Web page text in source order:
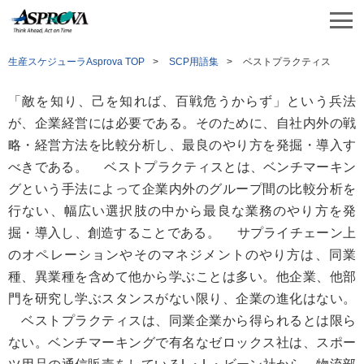
生産スケジューラAsprova TOP SCP用語集 ベストプラクティス
「敵を知り、己を知れば、百戦危うからず」という兵法
が、企業経営には必要である。そのために、自社内外の戦
略・経営方法を比較分析し、最良のやり方を発掘・導入す
べきである。
ベストプラクティスとは、ベンチマーキン
グという手法によって企業内外のグループ間の比較分析を
行ない、幅広い選択肢の中から最良な業務のやり方を発
掘・導入し、創造することである。 サプライチェーン上
のオペレーションやそのマネジメントのやり方は、同業
種、異業種を含めて他から学ぶことは多い。他企業、他部
門を研究し学ぶスタンスがない限り、企業の進化はない。
ベストプラクティスは、同業企業から得られるとは限ら
ない。ベンチマーキングで有名なゼロックス社は、スポー